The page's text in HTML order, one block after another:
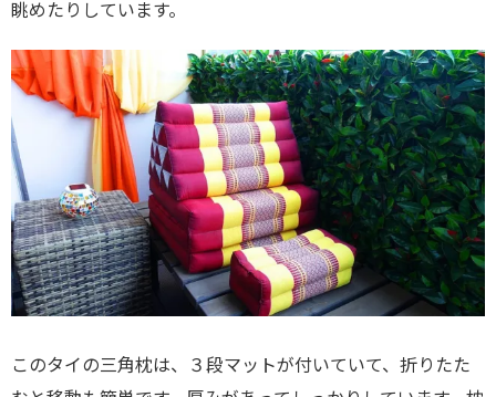
眺めたりしています。
このタイの三角枕は、３段マットが付いていて、折りたた